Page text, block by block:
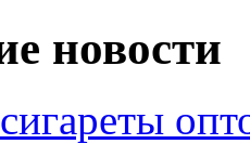
новости